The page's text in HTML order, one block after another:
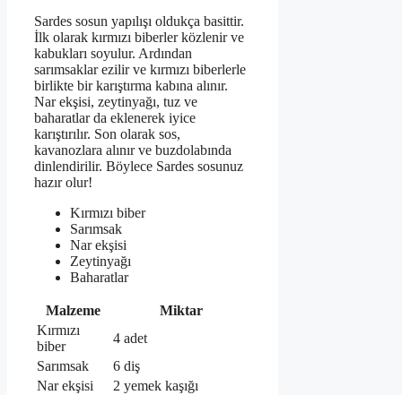
Sardes sosun yapılışı oldukça basittir.
İlk olarak kırmızı biberler közlenir ve
kabukları soyulur. Ardından
sarımsaklar ezilir ve kırmızı biberlerle
birlikte bir karıştırma kabına alınır.
Nar ekşisi, zeytinyağı, tuz ve
baharatlar da eklenerek iyice
karıştırılır. Son olarak sos,
kavanozlara alınır ve buzdolabında
dinlendirilir. Böylece Sardes sosunuz
hazır olur!
Kırmızı biber
Sarımsak
Nar ekşisi
Zeytinyağı
Baharatlar
Malzeme
Miktar
Kırmızı
biber
4 adet
Sarımsak
6 diş
Nar ekşisi
2 yemek kaşığı